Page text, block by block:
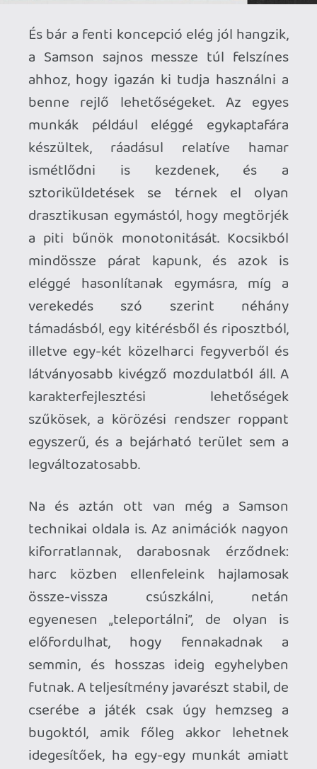
továbbá az is eléggé látszik, hogy a
jelenleg bejárható South End kerület
mellett alighanem kaptunk volna egy
belvárost is, ami most is megnézhető, ha
a Samson számtalan technikai hibáját
kihasználva átjutunk a játékteret
behatároló lezárások túloldalára.
Mindez pedig azért nagyon szomorú,
mert a Samsonban minden hibája és
minden felszínessége ellenére
érezhetően ott a lehetőség, hogy valami
nagyobb, valami több legyen, mint a
jelenlegi formája. A grafika gyönyörű,
Tyndalston házai a maguk omladozó,
roskadozó módján nagyszerűen
festenek, és a neonfényben úszó bárok
és lelakott gyártelepek hangulatára sem
lehet semmi panasz. A harcrendszer
ugyan egyszerű, de cserébe roppant
érzékletes, avagy amikor csavarkulccsal
állon csapunk valakit, akkor annak súlya
lesz, ahogy a kocsik irányíthatósága is
korrekt, ha beleszoktunk a dologba.
A fentiek fényében kijelenthető, hogy a
Samson nem egy kimondottan jó játék,
de nem is az a reménytelen
roncshalmaz, mint amire a rajt után
befutott első értékelésekből
következtetni lehetett. Igaz, hogy a
sztori lassan indul, de a végére szépen
összeszedi magát, ahogy a
játékmenetben is akadnak üde
színfoltok minden sekélyesség és
ismétlődés ellenére. Továbbá arról sem
szabad megfeledkezni, hogy a